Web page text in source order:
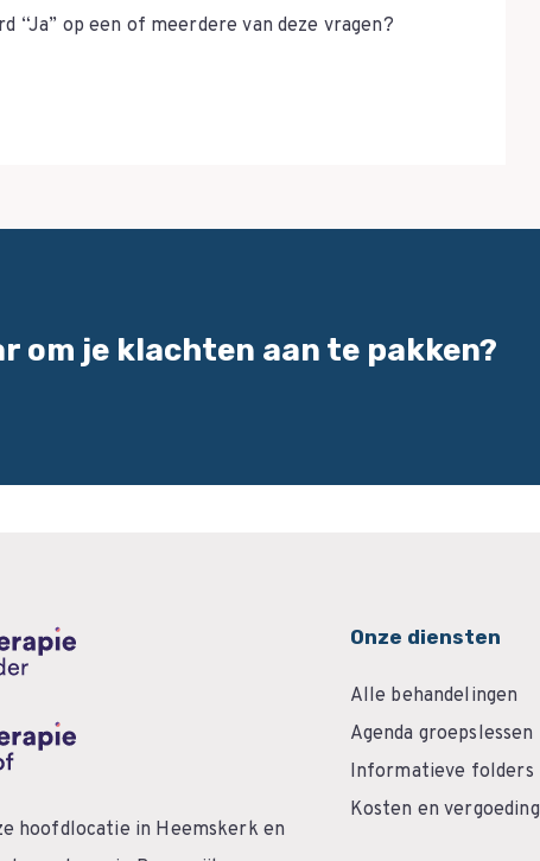
“Ja” op een of meerdere van deze vragen?
om je klachten aan te pakken?
hoofdlocatie in Heemskerk en
Onze diensten
Alle behandelingen
Agenda groepslessen
Informatieve folders
Kosten en vergoeding